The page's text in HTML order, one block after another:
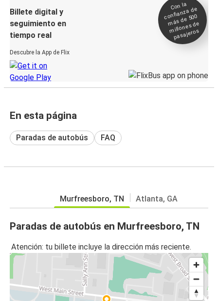
Billete digital y
seguimiento en
tiempo real
Descubre la App de Flix
Con la
confianza de
más de 500
millones de
pasajeros
En esta página
Paradas de autobús FAQ
Murfreesboro, TN Atlanta, GA
Paradas de autobús en Murfreesboro, TN
Atención: tu billete incluye la dirección más reciente.